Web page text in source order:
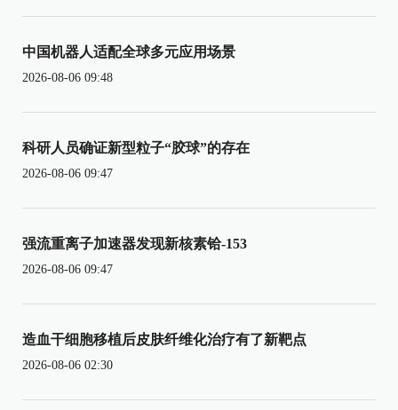
中国机器人适配全球多元应用场景
2026-08-06 09:48
科研人员确证新型粒子“胶球”的存在
2026-08-06 09:47
强流重离子加速器发现新核素铪-153
2026-08-06 09:47
造血干细胞移植后皮肤纤维化治疗有了新靶点
2026-08-06 02:30